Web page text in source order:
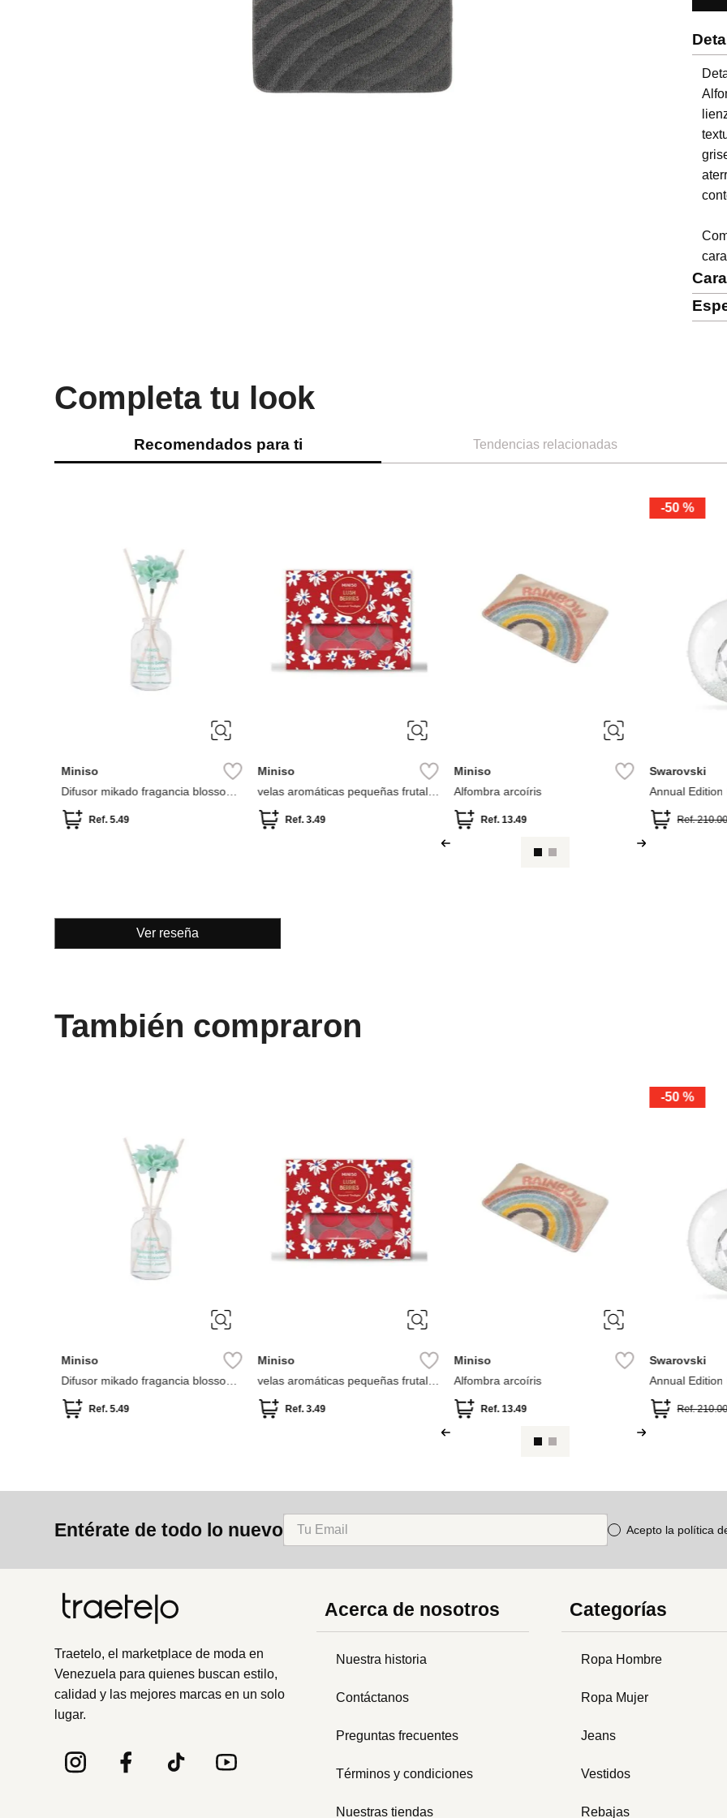
Completa tu look
Recomendados para ti Tendencias relacionadas
Miniso
Difusor mikado fragancia blossom -
Ref.5.49
Miniso
velas aromáticas pequeñas frutal
Ref.3.49
Miniso
Alfombra arcoíris
Ref.13.49
-50 %
Swarovski
Annual
Ref.
Ver reseña
También compraron
Miniso
Difusor mikado fragancia blossom -
Ref.5.49
Miniso
velas aromáticas pequeñas frutal
Ref.3.49
Miniso
Alfombra arcoíris
Ref.13.49
-50 %
Swarovski
Annual
Ref.
Entérate de todo lo nuevo Acepto la política
Traetelo, el marketplace de moda en
Venezuela para quienes buscan estilo,
calidad y las mejores marcas en un solo
lugar.
Acerca de nosotros
Nuestra historia
Contáctanos
Preguntas frecuentes
Términos y condiciones
Nuestras tiendas
Categorías
Ropa Hombre
Ropa Mujer
Jeans
Vestidos
Rebajas